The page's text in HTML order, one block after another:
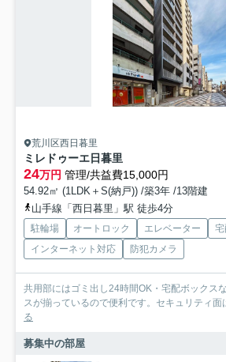
荒川区西日暮里
ミレドゥーエ日暮里
24万円 管理/共益費15,000円
54.92㎡ (1LDK＋S(納戸)) /築3年 /13階建
山手線「西日暮里」駅 徒歩4分
駐輪場 オートロック エレベーター
宅
インターネット対応
防犯カメラ
共用部にはゴミ出し24時間OK・宅配ボックス
スが揃っているので便利です。セキュリティ面
る
募集中の部屋